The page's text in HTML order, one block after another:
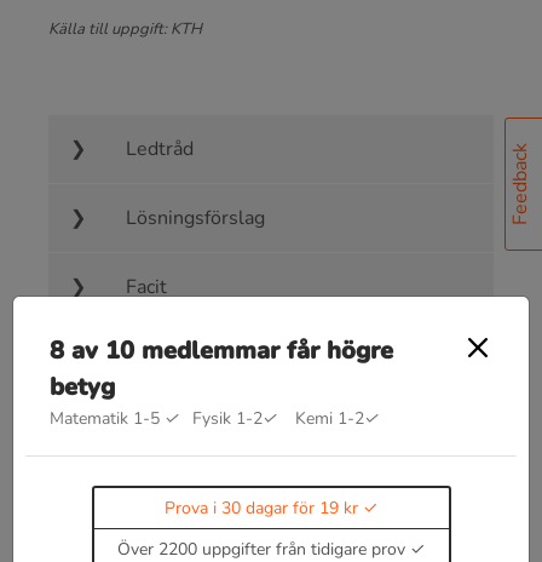
Feedback
Källa till uppgift: KTH
Ledtråd
Lösningsförslag
Facit
Bra att kunna inom spännkrafter &
komposantuppdelningar av krafter
Tyngdkraft
8 av 10 medlemmar får högre
betyg
Matematik 1-5 ✓ Fysik 1-2✓ Kemi 1-2✓
Prova i 30 dagar för 19 kr
Över 2200 uppgifter från tidigare prov